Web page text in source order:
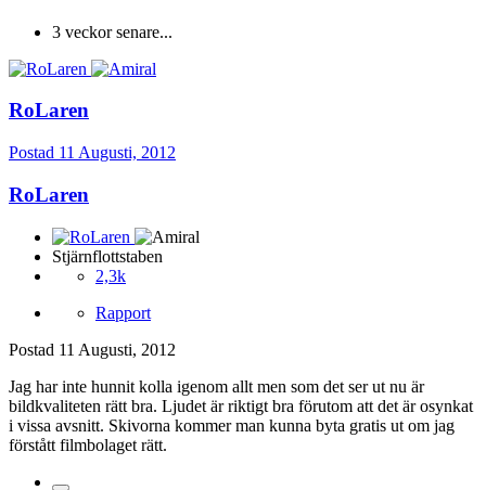
3 veckor senare...
RoLaren
Postad 11 Augusti, 2012
RoLaren
Stjärnflottstaben
2,3k
Rapport
Postad 11 Augusti, 2012
Jag har inte hunnit kolla igenom allt men som det ser ut nu är
bildkvaliteten rätt bra. Ljudet är riktigt bra förutom att det är osynkat
i vissa avsnitt. Skivorna kommer man kunna byta gratis ut om jag
förstått filmbolaget rätt.